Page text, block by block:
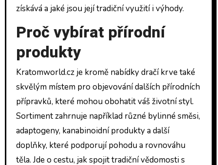
získává a jaké jsou její tradiční využití i výhody.
Proč vybírat přírodní
produkty
Kratomworld.cz je kromě nabídky dračí krve také
skvělým místem pro objevování dalších přírodních
přípravků, které mohou obohatit váš životní styl.
Sortiment zahrnuje například různé bylinné směsi,
adaptogeny, kanabinoidní produkty a další
doplňky, které podporují pohodu a rovnováhu
těla. Jde o cestu, jak spojit tradiční vědomosti s